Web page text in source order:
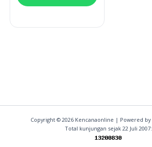
Copyright © 2026 Kencanaonline | Powered by
Total kunjungan sejak 22 Juli 2007: